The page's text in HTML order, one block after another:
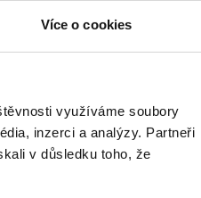
Více o cookies
využíváme soubory
inzerci a analýzy. Partneři
v důsledku toho, že
jako
prací
(od léta 2025).